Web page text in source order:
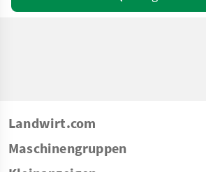
Landwirt.com
Maschinengruppen